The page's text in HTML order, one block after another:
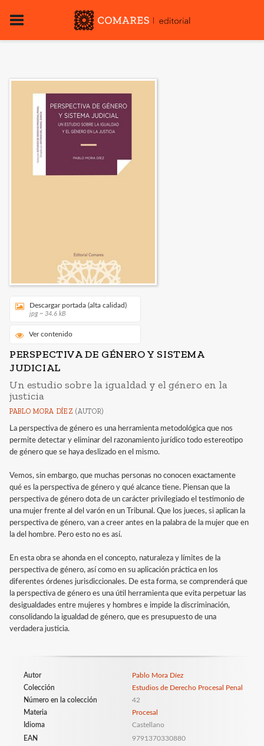
Descargar portada (alta calidad)
jpg ~ 34.6 kB
Ver contenido
PERSPECTIVA DE GÉNERO Y SISTEMA
JUDICIAL
Un estudio sobre la igualdad y el género en la
justicia
PABLO MORA DÍEZ (AUTOR)
La perspectiva de género es una herramienta metodológica que nos
permite detectar y eliminar del razonamiento jurídico todo estereotipo
de género que se haya deslizado en el mismo.
Vemos, sin embargo, que muchas personas no conocen exactamente
qué es la perspectiva de género y qué alcance tiene. Piensan que la
perspectiva de género dota de un carácter privilegiado el testimonio de
una mujer frente al del varón en un Tribunal. Que los jueces, si aplican la
perspectiva de género, van a creer antes en la palabra de la mujer que en
la del hombre. Pero esto no es así.
En esta obra se ahonda en el concepto, naturaleza y límites de la
perspectiva de género, así como en su aplicación práctica en los
diferentes órdenes jurisdiccionales. De esta forma, se comprenderá que
la perspectiva de género es una útil herramienta que evita perpetuar las
desigualdades entre mujeres y hombres e impide la discriminación,
consolidando la igualdad de género, que es presupuesto de una
verdadera justicia.
Autor
Pablo Mora Díez
Colección
Estudios de Derecho Procesal Penal
Número en la colección
42
Materia
Procesal
Idioma
Castellano
EAN
9791370330880